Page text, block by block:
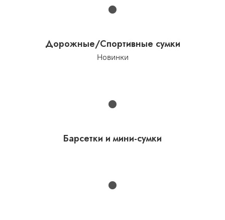
Дорожные/Спортивные сумки
Новинки
Барсетки и мини-сумки